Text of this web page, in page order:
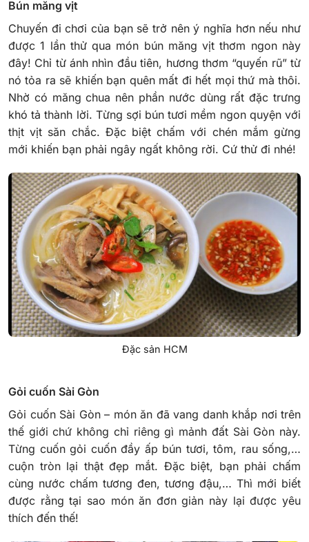
Bún măng vịt
Chuyến đi chơi của bạn sẽ trở nên ý nghĩa hơn nếu như
được 1 lần thử qua món bún măng vịt thơm ngon này
đây! Chỉ từ ánh nhìn đầu tiên, hương thơm “quyến rũ” từ
nó tỏa ra sẽ khiến bạn quên mất đi hết mọi thứ mà thôi.
Nhờ có măng chua nên phần nước dùng rất đặc trưng
khó tả thành lời. Từng sợi bún tươi mềm ngon quyện với
thịt vịt săn chắc. Đặc biệt chấm với chén mắm gừng
mới khiến bạn phải ngây ngất không rời. Cứ thử đi nhé!
Đặc sản HCM
Gỏi cuốn Sài Gòn
Gỏi cuốn Sài Gòn – món ăn đã vang danh khắp nơi trên
thế giới chứ không chỉ riêng gì mảnh đất Sài Gòn này.
Từng cuốn gỏi cuốn đầy ấp bún tươi, tôm, rau sống,…
cuộn tròn lại thật đẹp mắt. Đặc biệt, bạn phải chấm
cùng nước chấm tương đen, tương đậu,… Thì mới biết
được rằng tại sao món ăn đơn giản này lại được yêu
thích đến thế!